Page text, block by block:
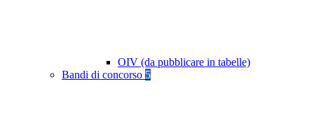
OIV (da pubblicare in tabelle)
Bandi di concorso 5